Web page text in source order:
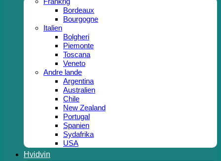
Bordeaux
Bourgogne
Italien
Bolgheri
Piemonte
Toscana
Veneto
Andre lande
Argentina
Australien
Chile
New Zealand
Portugal
Spanien
Sydafrika
USA
Hvidvin